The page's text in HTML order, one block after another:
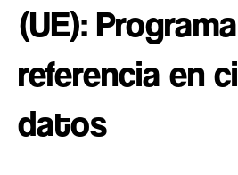
(UE):
referencia en
datos